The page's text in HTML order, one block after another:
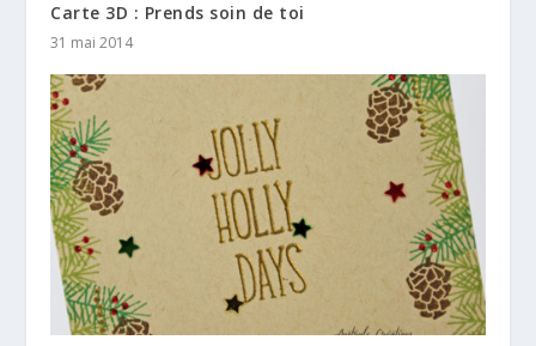
Carte 3D : Prends soin de toi
31 mai 2014